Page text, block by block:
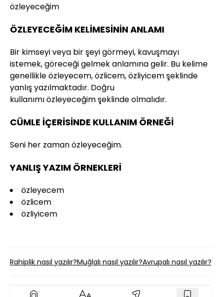
özleyeceğim
ÖZLEYECEĞİM KELİMESİNİN ANLAMI
Bir kimseyi veya bir şeyi görmeyi, kavuşmayı
istemek, göreceği gelmek anlamına gelir. Bu kelime
genellikle özleyecem, özlicem, özliyicem şeklinde
yanlış yazılmaktadır. Doğru
kullanımı özleyeceğim şeklinde olmalıdır.
CÜMLE İÇERİSİNDE KULLANIM ÖRNEĞİ
Seni her zaman özleyeceğim.
YANLIŞ YAZIM ÖRNEKLERİ
özleyecem
özlicem
özliyicem
Rahiplik nasıl yazılır?Muğlalı nasıl yazılır?Avrupalı nasıl yazılır?